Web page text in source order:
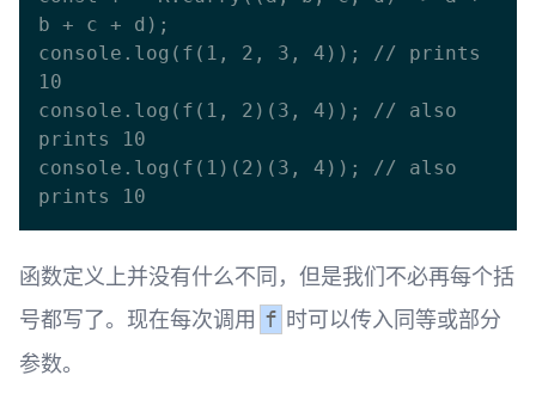
b + c + d);
console.log(f(1, 2, 3, 4)); // prints
10
console.log(f(1, 2)(3, 4)); // also
prints 10
console.log(f(1)(2)(3, 4)); // also
函数定义上并没有什么不同，但是我们不必再每个括
号都写了。现在每次调用 f 时可以传入同等或部分
参数。